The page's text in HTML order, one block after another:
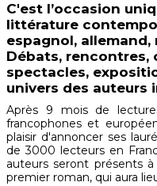
C'est l’occasion
littérature
espagnol,
Débats, rencontres,
spectacles,
univers des auteurs
Après 9 mois de
francophones et
plaisir d'annoncer ses
de 3000 lecteurs en
auteurs seront présents
premier roman, qui aura